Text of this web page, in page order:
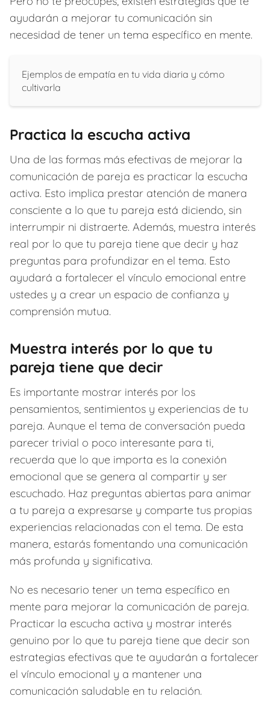
ayudarán a mejorar tu comunicación sin
necesidad de tener un tema específico en mente.
Ejemplos de empatía en tu vida diaria y cómo
cultivarla
Practica la escucha activa
Una de las formas más efectivas de mejorar la
comunicación de pareja es practicar la escucha
activa. Esto implica prestar atención de manera
consciente a lo que tu pareja está diciendo, sin
interrumpir ni distraerte. Además, muestra interés
real por lo que tu pareja tiene que decir y haz
preguntas para profundizar en el tema. Esto
ayudará a fortalecer el vínculo emocional entre
ustedes y a crear un espacio de confianza y
comprensión mutua.
Muestra interés por lo que tu
pareja tiene que decir
Es importante mostrar interés por los
pensamientos, sentimientos y experiencias de tu
pareja. Aunque el tema de conversación pueda
parecer trivial o poco interesante para ti,
recuerda que lo que importa es la conexión
emocional que se genera al compartir y ser
escuchado. Haz preguntas abiertas para animar
a tu pareja a expresarse y comparte tus propias
experiencias relacionadas con el tema. De esta
manera, estarás fomentando una comunicación
más profunda y significativa.
No es necesario tener un tema específico en
mente para mejorar la comunicación de pareja.
Practicar la escucha activa y mostrar interés
genuino por lo que tu pareja tiene que decir son
estrategias efectivas que te ayudarán a fortalecer
el vínculo emocional y a mantener una
comunicación saludable en tu relación.